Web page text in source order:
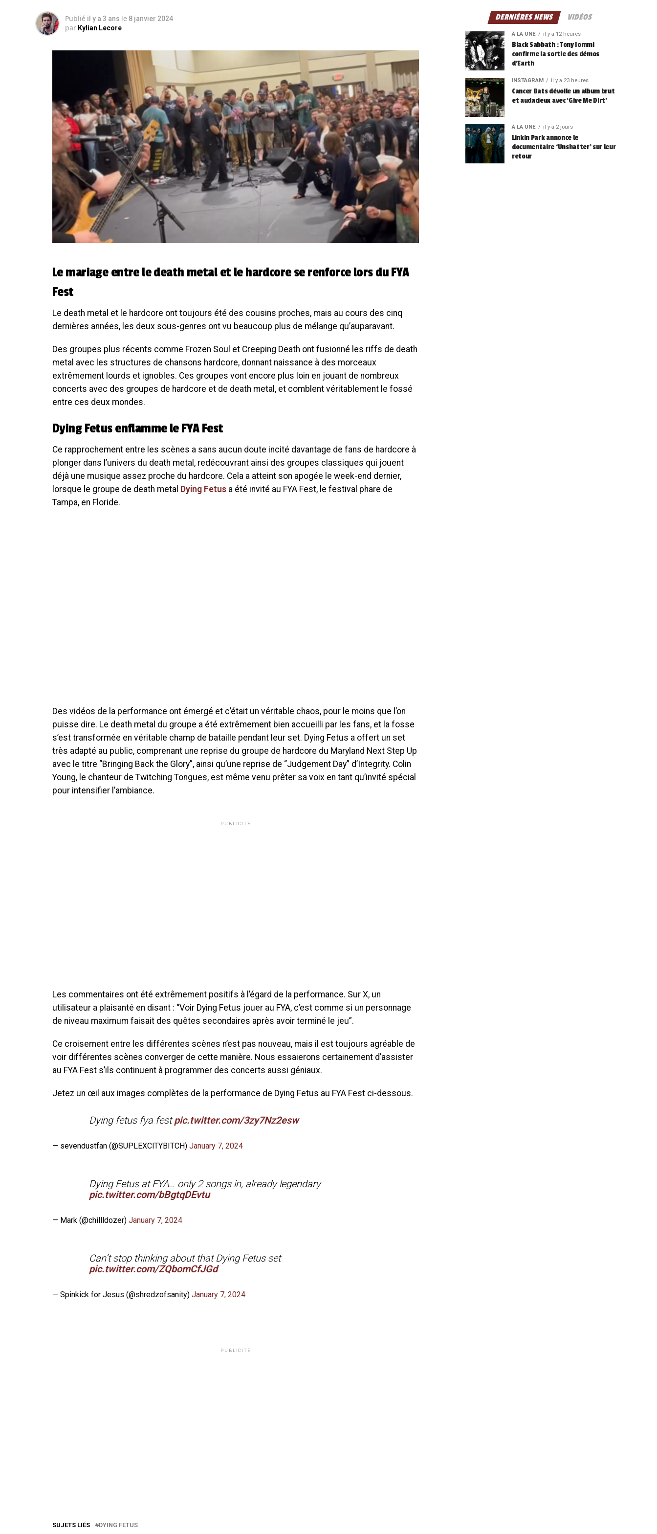
Publié il y a 3 ans le 8 janvier 2024
par Kylian Lecore
Le mariage entre le death metal et le hardcore se renforce lors du FYA
Fest
Le death metal et le hardcore ont toujours été des cousins proches, mais au cours des cinq
dernières années, les deux sous-genres ont vu beaucoup plus de mélange qu’auparavant.
Des groupes plus récents comme Frozen Soul et Creeping Death ont fusionné les riffs de death
metal avec les structures de chansons hardcore, donnant naissance à des morceaux
extrêmement lourds et ignobles. Ces groupes vont encore plus loin en jouant de nombreux
concerts avec des groupes de hardcore et de death metal, et comblent véritablement le fossé
entre ces deux mondes.
Dying Fetus enflamme le FYA Fest
Ce rapprochement entre les scènes a sans aucun doute incité davantage de fans de hardcore à
plonger dans l’univers du death metal, redécouvrant ainsi des groupes classiques qui jouent
déjà une musique assez proche du hardcore. Cela a atteint son apogée le week-end dernier,
lorsque le groupe de death metal Dying Fetus a été invité au FYA Fest, le festival phare de
Tampa, en Floride.
Des vidéos de la performance ont émergé et c’était un véritable chaos, pour le moins que l’on
puisse dire. Le death metal du groupe a été extrêmement bien accueilli par les fans, et la fosse
s’est transformée en véritable champ de bataille pendant leur set. Dying Fetus a offert un set
très adapté au public, comprenant une reprise du groupe de hardcore du Maryland Next Step Up
avec le titre “Bringing Back the Glory”, ainsi qu’une reprise de “Judgement Day” d’Integrity. Colin
Young, le chanteur de Twitching Tongues, est même venu prêter sa voix en tant qu’invité spécial
pour intensifier l’ambiance.
PUBLICITÉ
Les commentaires ont été extrêmement positifs à l’égard de la performance. Sur X, un
utilisateur a plaisanté en disant : “Voir Dying Fetus jouer au FYA, c’est comme si un personnage
de niveau maximum faisait des quêtes secondaires après avoir terminé le jeu”.
Ce croisement entre les différentes scènes n’est pas nouveau, mais il est toujours agréable de
voir différentes scènes converger de cette manière. Nous essaierons certainement d’assister
au FYA Fest s’ils continuent à programmer des concerts aussi géniaux.
Jetez un œil aux images complètes de la performance de Dying Fetus au FYA Fest ci-dessous.
Dying fetus fya festpic.twitter.com/3zy7Nz2esw
— sevendustfan (@SUPLEXClTYBITCH) January 7, 2024
Dying Fetus at FYA… only 2 songs in, already legendary
pic.twitter.com/bBgtqDEvtu
— Mark (@chillldozer) January 7, 2024
Can’t stop thinking about that Dying Fetus set
pic.twitter.com/ZQbomCfJGd
— Spinkick for Jesus (@shredzofsanity) January 7, 2024
PUBLICITÉ
SUJETS LIÉS DYING FETUS
DERNIÈRES NEWS VIDÉOS
À LA UNE il y a 12 heures
Black Sabbath : Tony Iommi
confirme la sortie des démos
d’Earth
INSTAGRAM il y a 23 heures
Cancer Bats dévoile un album brut
et audacieux avec ‘Give Me Dirt’
À LA UNE il y a 2 jours
Linkin Park annonce le
documentaire ‘Unshatter’ sur leur
retour